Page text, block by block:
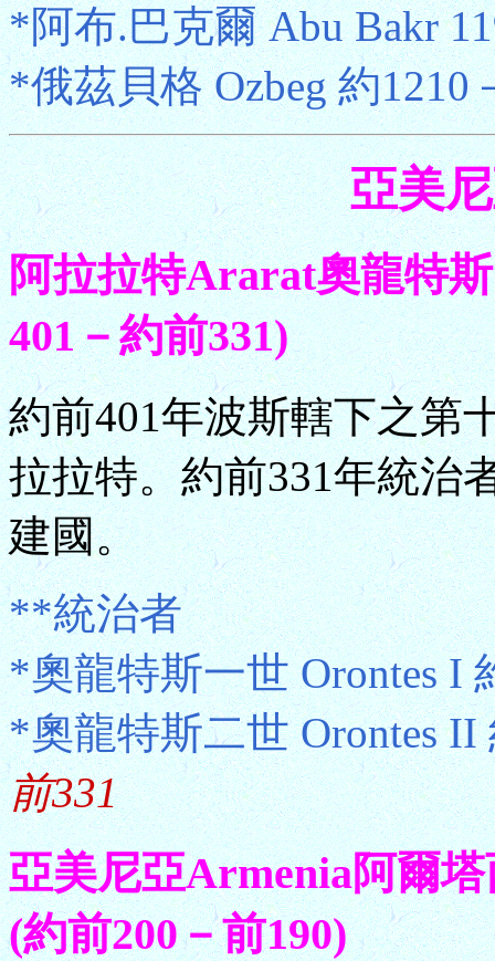
*阿布.巴克爾 Abu Bakr
*俄茲貝格 Ozbeg 約1210
亞美
阿拉拉特Ararat奧龍特
401－約前331)
約前401年波斯轄下之第
拉拉特。約前331年統治
建國。
**統治者
*奧龍特斯一世 Orontes I
*奧龍特斯二世 Orontes
前331
亞美尼亞Armenia阿爾
(約前200－前190)